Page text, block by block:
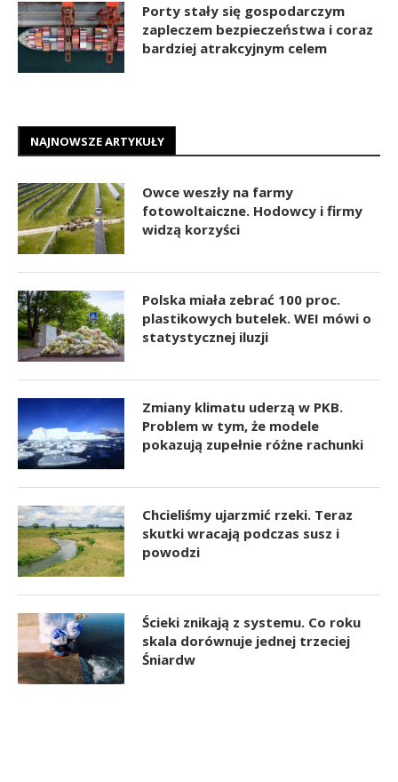
Porty stały się gospodarczym
zapleczem bezpieczeństwa i coraz
bardziej atrakcyjnym celem
NAJNOWSZE ARTYKUŁY
Owce weszły na farmy
fotowoltaiczne. Hodowcy i firmy
widzą korzyści
Polska miała zebrać 100 proc.
plastikowych butelek. WEI mówi o
statystycznej iluzji
Zmiany klimatu uderzą w PKB.
Problem w tym, że modele
pokazują zupełnie różne rachunki
Chcieliśmy ujarzmić rzeki. Teraz
skutki wracają podczas susz i
powodzi
Ścieki znikają z systemu. Co roku
skala dorównuje jednej trzeciej
Śniardw